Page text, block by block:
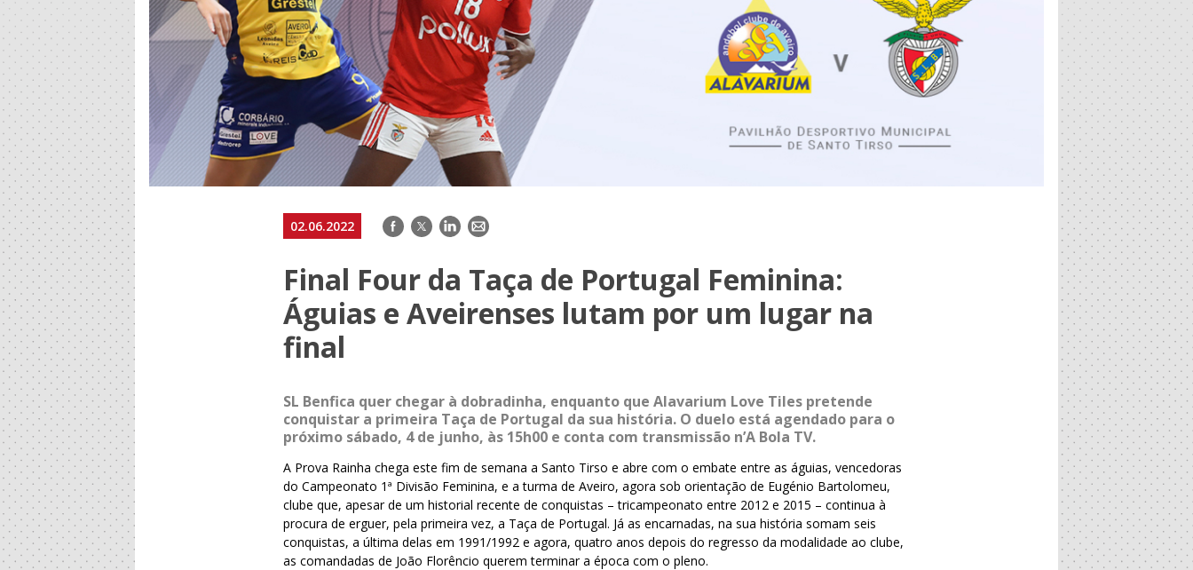
02.06.2022 Facebook
TwitterLinkedIn
E-
Final Four da Taça de Portugal Feminina:
Águias e Aveirenses lutam por um lugar na
final
SL Benfica quer chegar à dobradinha, enquanto que Alavarium Love Tiles pretende
conquistar a primeira Taça de Portugal da sua história. O duelo está agendado para o
próximo sábado, 4 de junho, às 15h00 e conta com transmissão n’A Bola TV.
A Prova Rainha chega este fim de semana a Santo Tirso e abre com o embate entre as águias, vencedoras
do Campeonato 1ª Divisão Feminina, e a turma de Aveiro, agora sob orientação de Eugénio Bartolomeu,
clube que, apesar de um historial recente de conquistas – tricampeonato entre 2012 e 2015 – continua à
procura de erguer, pela primeira vez, a Taça de Portugal. Já as encarnadas, na sua história somam seis
conquistas, a última delas em 1991/1992 e agora, quatro anos depois do regresso da modalidade ao clube,
as comandadas de João Florêncio querem terminar a época com o pleno.